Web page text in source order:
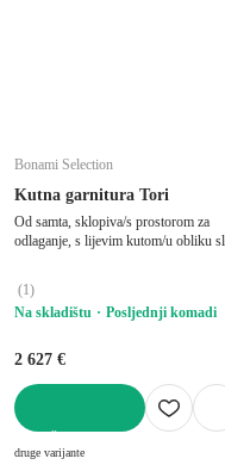
Bonami Selection
Kutna garnitura Tori
Od samta, sklopiva/s prostorom za
odlaganje, s lijevim kutom/u obliku
cm, dubina sjedala 60 cm
(1)
Na skladištu
Posljednji komadi
2 627 €
druge varijante